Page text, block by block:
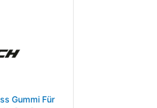
Gummi Für